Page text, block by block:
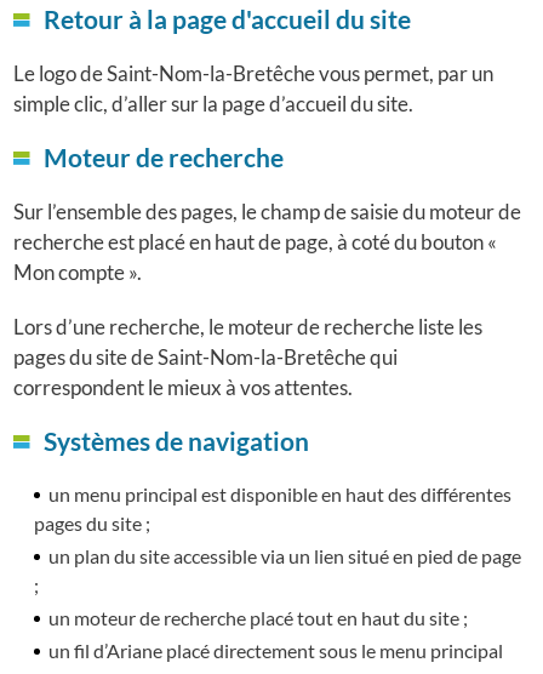
Retour à la page d'accueil du site
Le logo de Saint-Nom-la-Bretêche vous permet, par un
simple clic, d’aller sur la page d’accueil du site.
Moteur de recherche
Sur l’ensemble des pages, le champ de saisie du moteur de
recherche est placé en haut de page, à coté du bouton «
Mon compte ».
Lors d’une recherche, le moteur de recherche liste les
pages du site de Saint-Nom-la-Bretêche qui
correspondent le mieux à vos attentes.
Systèmes de navigation
un menu principal est disponible en haut des différentes
pages du site ;
un plan du site accessible via un lien situé en pied de page
;
un moteur de recherche placé tout en haut du site ;
un fil d’Ariane placé directement sous le menu principal